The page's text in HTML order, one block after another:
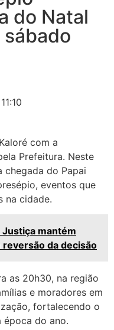
do Natal
11:10
com a
Prefeitura. Neste
chegada do Papai
eventos que
na cidade.
mantém
da decisão
as 20h30, na região
e moradores em
fortalecendo o
do ano.